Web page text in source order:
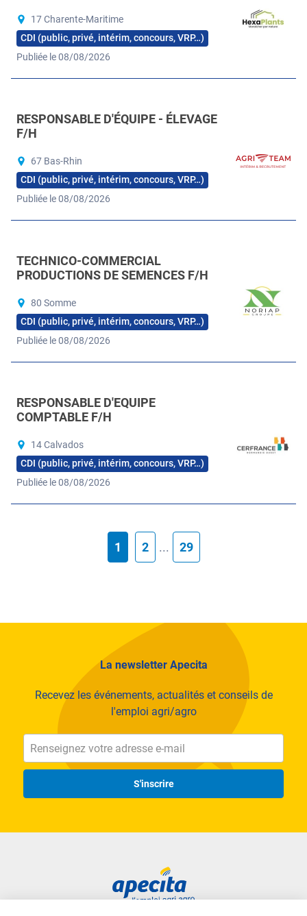
17 Charente-Maritime
CDI (public, privé, intérim, concours, VRP…)
Publiée le 08/08/2026
RESPONSABLE D'ÉQUIPE - ÉLEVAGE
F/H
67 Bas-Rhin
CDI (public, privé, intérim, concours, VRP…)
Publiée le 08/08/2026
TECHNICO-COMMERCIAL
PRODUCTIONS DE SEMENCES F/H
80 Somme
CDI (public, privé, intérim, concours, VRP…)
Publiée le 08/08/2026
RESPONSABLE D'EQUIPE
COMPTABLE F/H
14 Calvados
CDI (public, privé, intérim, concours, VRP…)
Publiée le 08/08/2026
1 2 ... 29
La newsletter Apecita
Recevez les événements, actualités et conseils de
l'emploi agri/agro
S'inscrire